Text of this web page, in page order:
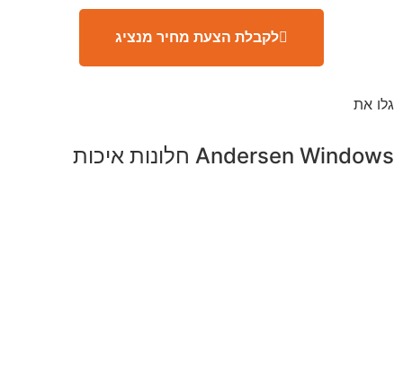
לקבלת הצעת מחיר מנציג
גלו את
Andersen Windows חלונות איכות